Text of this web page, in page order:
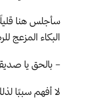
سأجلس هنا
البكاء المزعج
– بالحق يا
لا أفهم سببًا